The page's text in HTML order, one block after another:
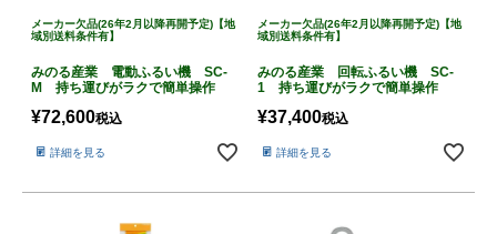
メーカー欠品(26年2月以降再開予定)【地
域別送料条件有】
みのる産業 電動ふるい機 SC-
M 持ち運びがラクで簡単操作
¥72,600税込
詳細を見る
メーカー欠品(26年2月以降再開予定)【地
域別送料条件有】
みのる産業 回転ふるい機 SC-
1 持ち運びがラクで簡単操作
¥37,400税込
詳細を見る